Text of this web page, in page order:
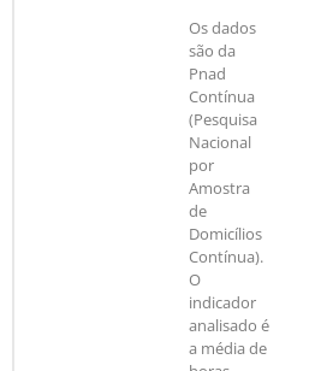
Os dados
são da
Pnad
Contínua
(Pesquisa
Nacional
por
Amostra
de
Domicílios
Contínua).
O
indicador
analisado é
a média de